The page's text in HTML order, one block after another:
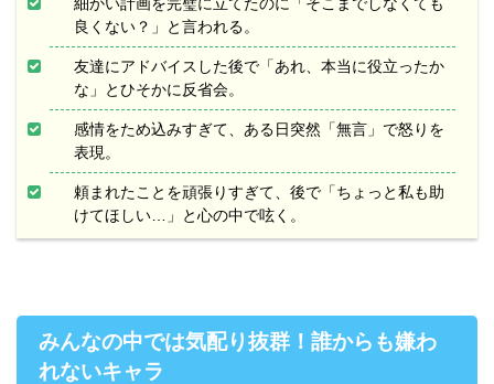
良くない？」と言われる。
友達にアドバイスした後で「あれ、本当に役立ったか
な」とひそかに反省会。
感情をため込みすぎて、ある日突然「無言」で怒りを
表現。
頼まれたことを頑張りすぎて、後で「ちょっと私も助
けてほしい…」と心の中で呟く。
みんなの中では気配り抜群！誰からも嫌わ
れないキャラ